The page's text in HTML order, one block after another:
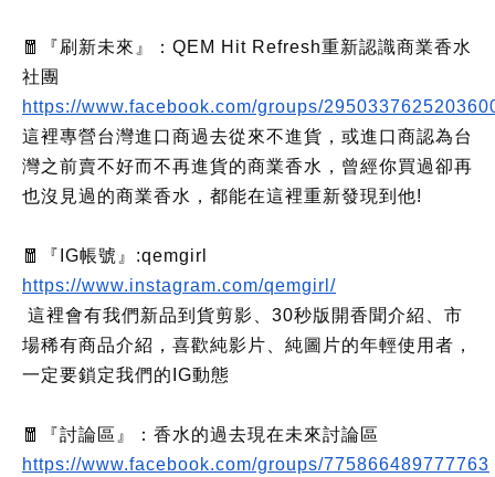
🧧『刷新未來』：QEM Hit Refresh重新認識商業香水
社團
https://www.facebook.com/groups/
這裡專營台灣進口商過去從來不進貨，或進口商認為台
灣之前賣不好而不再進貨的商業香水，曾經你買過卻再
也沒見過的商業香水，都能在這裡重新發現到他!
🧧『IG帳號』:qemgirl
https://www.instagram.com/qemgirl/
這裡會有我們新品到貨剪影、30秒版開香聞介紹、市
場稀有商品介紹，喜歡純影片、純圖片的年輕使用者，
一定要鎖定我們的IG動態
🧧『討論區』：香水的過去現在未來討論區
https://www.facebook.com/groups/775866489777763